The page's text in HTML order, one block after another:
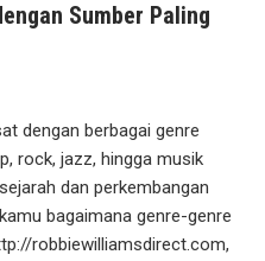
Sumber Paling
dengan berbagai genre
rock, jazz, hingga musik
dan perkembangan
bagaimana genre-genre
robbiewilliamsdirect.com,